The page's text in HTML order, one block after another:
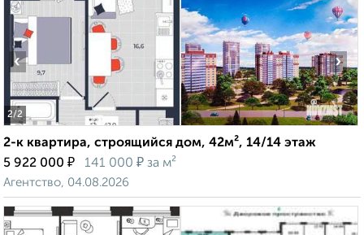
2/2
‹ ›
2-к квартира, строящийся дом, 42м², 14/14 этаж
5 922 000 ₽ 141 000 ₽ за м²
Агентство, 04.08.2026